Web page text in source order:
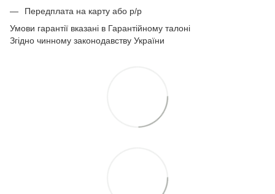
Передплата на карту або р/р
Умови гарантії вказані в Гарантійному талоні
Згідно чинному законодавству України